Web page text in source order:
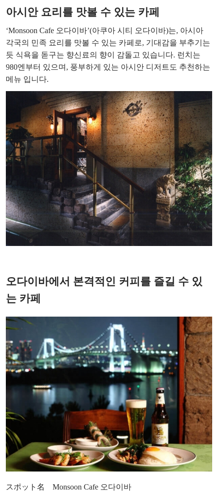
아시안 요리를 맛볼 수 있는 카페
‘Monsoon Cafe 오다이바’(아쿠아 시티 오다이바)는, 아시아
각국의 민족 요리를 맛볼 수 있는 카페로, 기대감을 부추기는
듯 식욕을 돋구는 향신료의 향이 감돌고 있습니다. 런치는
980엔부터 있으며, 풍부하게 있는 아시안 디저트도 추천하는
메뉴 입니다.
오다이바에서 본격적인 커피를 즐길 수 있
는 카페
スポット名 Monsoon Cafe 오다이바